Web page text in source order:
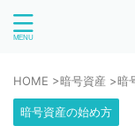
HOME >暗号資産 >暗
暗号資産の始め方